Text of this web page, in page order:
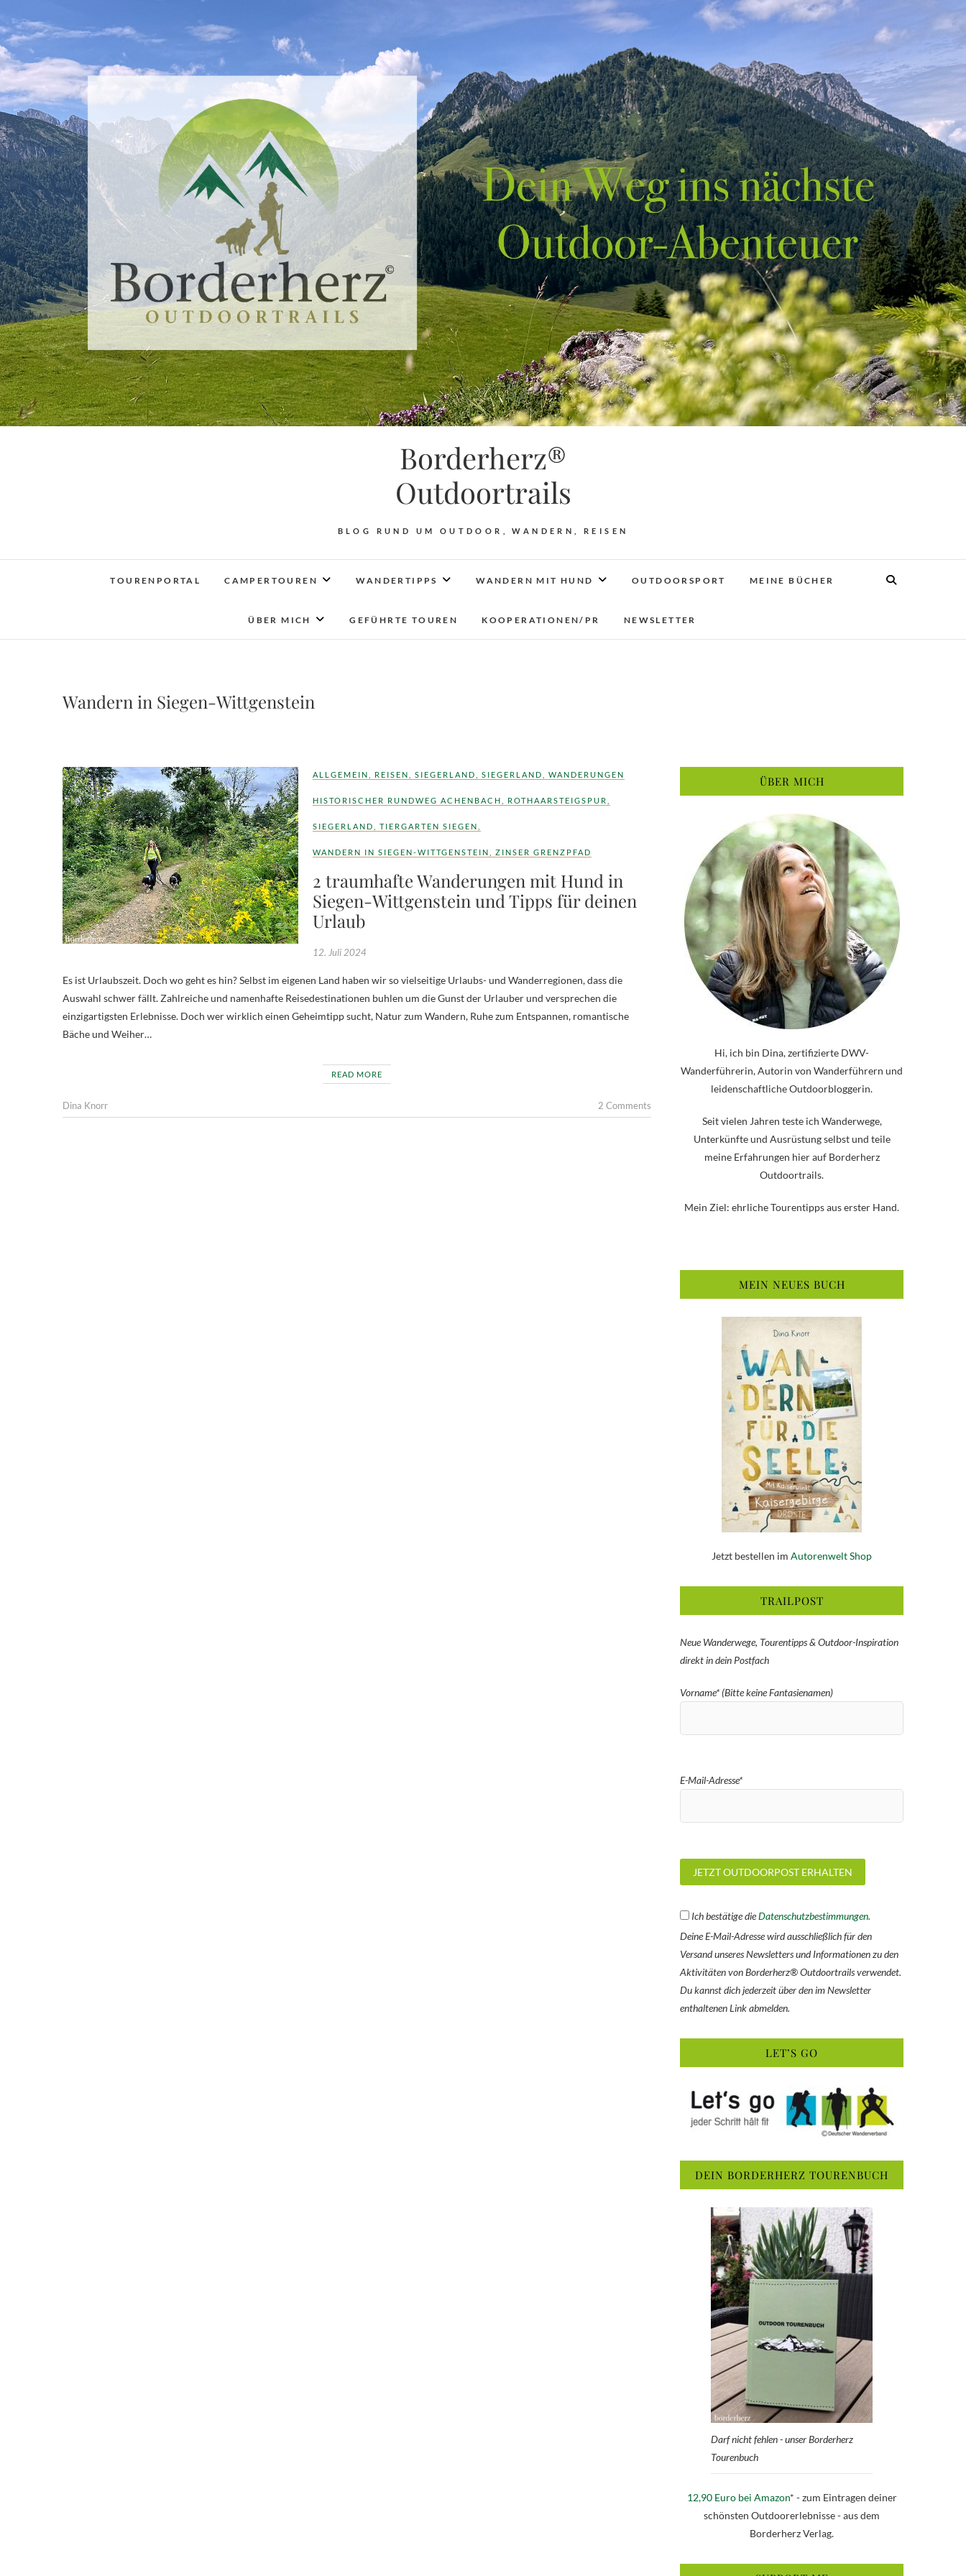
Borderherz®
Outdoortrails
BLOG RUND UM OUTDOOR, WANDERN, REISEN
TOURENPORTAL CAMPERTOUREN WANDERTIPPS WANDERN MIT HUND OUTDOORSPORT MEINE BÜCHER
ÜBER MICH GEFÜHRTE TOUREN KOOPERATIONEN/PR NEWSLETTER
Wandern in Siegen-Wittgenstein
ALLGEMEIN REISEN SIEGERLAND SIEGERLAND WANDERUNGEN
HISTORISCHER RUNDWEG ACHENBACH ROTHAARSTEIGSPUR
SIEGERLAND TIERGARTEN SIEGEN
WANDERN IN SIEGEN-WITTGENSTEIN ZINSER GRENZPFAD
2 traumhafte Wanderungen mit Hund in
Siegen-Wittgenstein und Tipps für deinen
Urlaub
12. Juli 2024
Es ist Urlaubszeit. Doch wo geht es hin? Selbst im eigenen Land haben wir so vielseitige Urlaubs- und Wanderregionen, dass die
Auswahl schwer fällt. Zahlreiche und namenhafte Reisedestinationen buhlen um die Gunst der Urlauber und versprechen die
einzigartigsten Erlebnisse. Doch wer wirklich einen Geheimtipp sucht, Natur zum Wandern, Ruhe zum Entspannen, romantische
Bäche und Weiher…
READ MORE
Dina Knorr 2 Comments
ÜBER MICH
Hi, ich bin Dina, zertifizierte DWV-
Wanderführerin, Autorin von Wanderführern und
leidenschaftliche Outdoorbloggerin.
Seit vielen Jahren teste ich Wanderwege,
Unterkünfte und Ausrüstung selbst und teile
meine Erfahrungen hier auf Borderherz
Outdoortrails.
Mein Ziel: ehrliche Tourentipps aus erster Hand.
MEIN NEUES BUCH
Jetzt bestellen im Autorenwelt Shop
TRAILPOST
Neue Wanderwege, Tourentipps & Outdoor-Inspiration
direkt in dein Postfach
Vorname* (Bitte keine Fantasienamen)
E-Mail-Adresse*
Ich bestätige dieDatenschutzbestimmungen.
Deine E-Mail-Adresse wird ausschließlich für den
Versand unseres Newsletters und Informationen zu den
Aktivitäten von Borderherz® Outdoortrails verwendet.
Du kannst dich jederzeit über den im Newsletter
enthaltenen Link abmelden.
LET’S GO
DEIN BORDERHERZ TOURENBUCH
Darf nicht fehlen - unser Borderherz
Tourenbuch
12,90 Euro bei Amazon* - zum Eintragen deiner
schönsten Outdoorerlebnisse - aus dem
Borderherz Verlag.